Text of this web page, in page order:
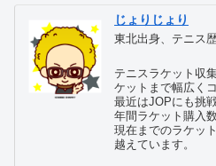
じょりじょり
東北出身、テニス歴
テニスラケット収
ケットまで幅広く
最近はJOPにも挑
年間ラケット購入
現在までのラケッ
越えています。